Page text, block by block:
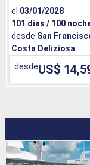
Costa Deliziosa
desde San
101 días / 100
el 03/01/2028
desdeUS$